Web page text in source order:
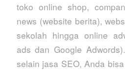
toko online shop,
news (website berita),
sekolah hingga online
ads dan Google
selain jasa SEO, Anda